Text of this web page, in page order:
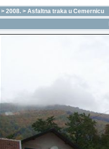
> 2008. > Asfaltna traka u Cemernicu